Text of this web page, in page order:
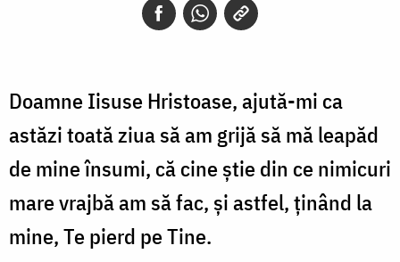
Doamne Iisuse Hristoase, ajută-mi ca
astăzi toată ziua să am grijă să mă leapăd
de mine însumi, că cine știe din ce nimicuri
mare vrajbă am să fac, și astfel, ținând la
mine, Te pierd pe Tine.